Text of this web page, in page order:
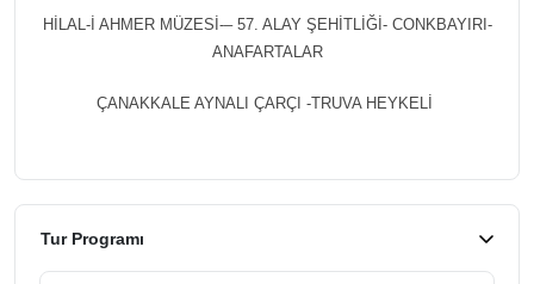
HİLAL-İ AHMER MÜZESİ-– 57. ALAY ŞEHİTLİĞİ- CONKBAYIRI-
ANAFARTALAR
ÇANAKKALE AYNALI ÇARÇI -TRUVA HEYKELİ
Tur Programı